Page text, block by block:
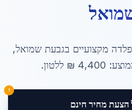
מקצועיים בגבעת שמואל,
4,400 ₪ ללטון.
הצעת מחיר חינם
!